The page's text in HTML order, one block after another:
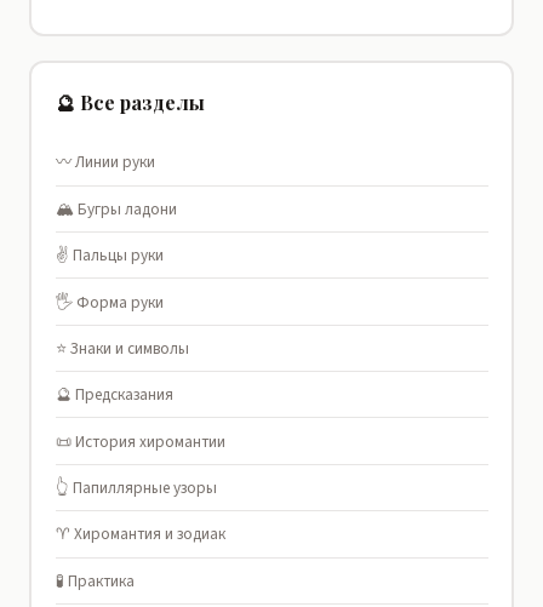
🔮 Все разделы
〰️ Линии руки
🏔️ Бугры ладони
✌️ Пальцы руки
🖐️ Форма руки
⭐ Знаки и символы
🔮 Предсказания
📜 История хиромантии
👆 Папиллярные узоры
♈ Хиромантия и зодиак
🧪 Практика